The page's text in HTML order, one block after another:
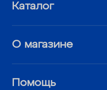
Каталог
О магазине
Помощь